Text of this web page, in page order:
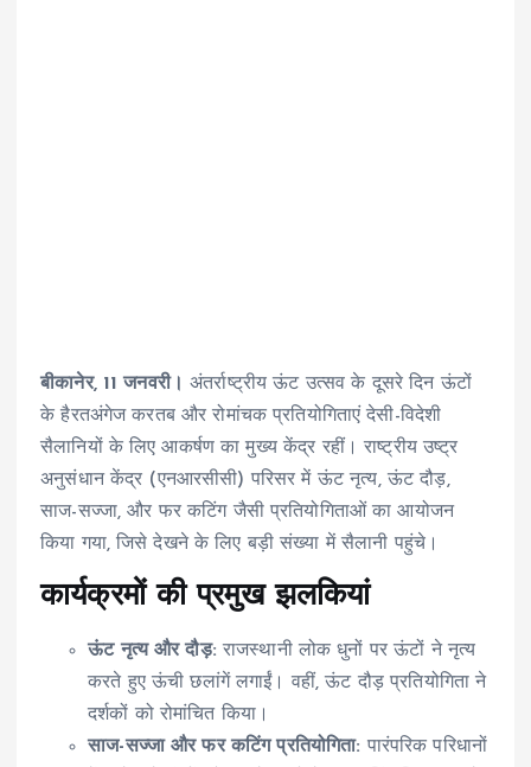
बीकानेर, 11 जनवरी।अंतर्राष्ट्रीय ऊंट उत्सव के दूसरे दिन ऊंटों
के हैरतअंगेज करतब और रोमांचक प्रतियोगिताएं देसी-विदेशी
सैलानियों के लिए आकर्षण का मुख्य केंद्र रहीं। राष्ट्रीय उष्ट्र
अनुसंधान केंद्र (एनआरसीसी) परिसर में ऊंट नृत्य, ऊंट दौड़,
साज-सज्जा, और फर कटिंग जैसी प्रतियोगिताओं का आयोजन
किया गया, जिसे देखने के लिए बड़ी संख्या में सैलानी पहुंचे।
कार्यक्रमों की प्रमुख झलकियां
ऊंट नृत्य और दौड़: राजस्थानी लोक धुनों पर ऊंटों ने नृत्य
करते हुए ऊंची छलांगें लगाईं। वहीं, ऊंट दौड़ प्रतियोगिता ने
दर्शकों को रोमांचित किया।
साज-सज्जा और फर कटिंग प्रतियोगिता: पारंपरिक परिधानों